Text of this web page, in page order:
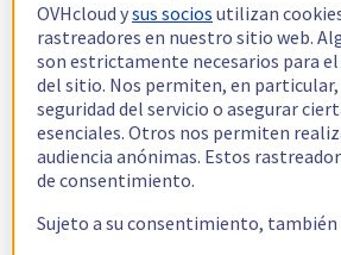
OVHcloud ysus socios utilizan
rastreadores en nuestro sitio web.
son estrictamente necesarios para
del sitio. Nos permiten, en
seguridad del servicio o asegurar
esenciales. Otros nos permiten
audiencia anónimas. Estos
de consentimiento.
Sujeto a su consentimiento,